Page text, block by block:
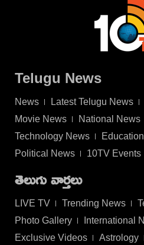
Telugu News
News Latest Telugu News
Movie News
National News
Technology News
Political News
10TV Events
తెలుగు వార్తలు
LIVE TV Trending News
Photo Gallery
International
Exclusive Videos
Astrology